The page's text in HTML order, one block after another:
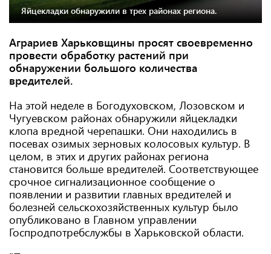
Яйцекладки обнаружили в трех районах региона.
Аграриев Харьковщины просят своевременно
провести обработку растений при
обнаружении большого количества
вредителей.
На этой неделе в Богодуховском, Лозовском и
Чугуевском районах обнаружили яйцекладки
клопа вредной черепашки. Они находились в
посевах озимых зерновых колосовых культур. В
целом, в этих и других районах региона
становится больше вредителей. Соответствующее
срочное сигнализационное сообщение о
появлении и развитии главных вредителей и
болезней сельскохозяйственных культур было
опубликовано в Главном управлении
Госпродпотребслужбы в Харьковской области.